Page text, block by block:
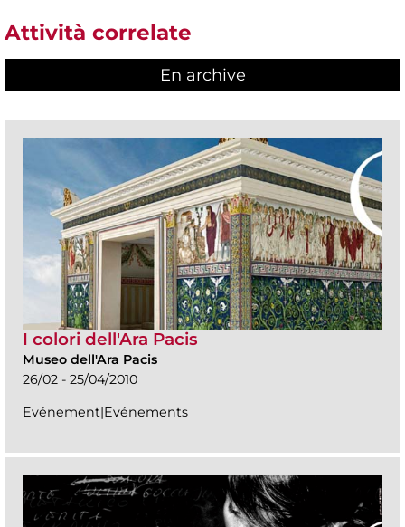
Attività correlate
En archive
I colori dell'Ara Pacis
Museo dell'Ara Pacis
26/02 - 25/04/2010
Evénement|Evénements